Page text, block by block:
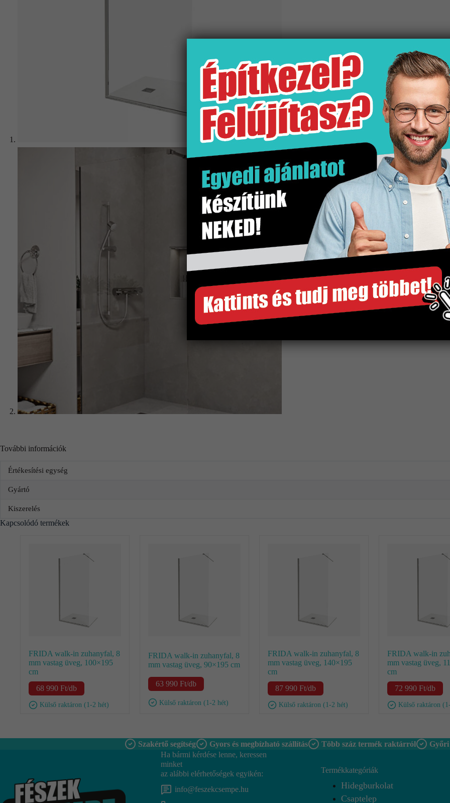
További információk
Értékesítési egység
Gyártó
Kiszerelés
Kapcsolódó termékek
FRIDA walk-in zuhanyfal, 8
mm vastag üveg, 100×195
cm
68 990 Ft/db
Külső raktáron (1-2 hét)
FRIDA walk-in zuhanyfal, 8
mm vastag üveg, 90×195 cm
63 990 Ft/db
Külső raktáron (1-2 hét)
FRIDA walk-in zuhanyfal, 8
mm vastag üveg, 140×195
cm
87 990 Ft/db
Külső raktáron (1-2 hét)
FRIDA walk-in
mm vastag üveg,
cm
72 990 Ft/db
Külső raktáron
Szakértő segítség Gyors és megbízható szállítás Több száz termék raktárról
Ha bármi kérdése lenne, keressen
minket
az alábbi elérhetőségek egyikén:
info@feszekcsempe.hu
Termékkategóriák
Hidegburkolat
Csaptelep